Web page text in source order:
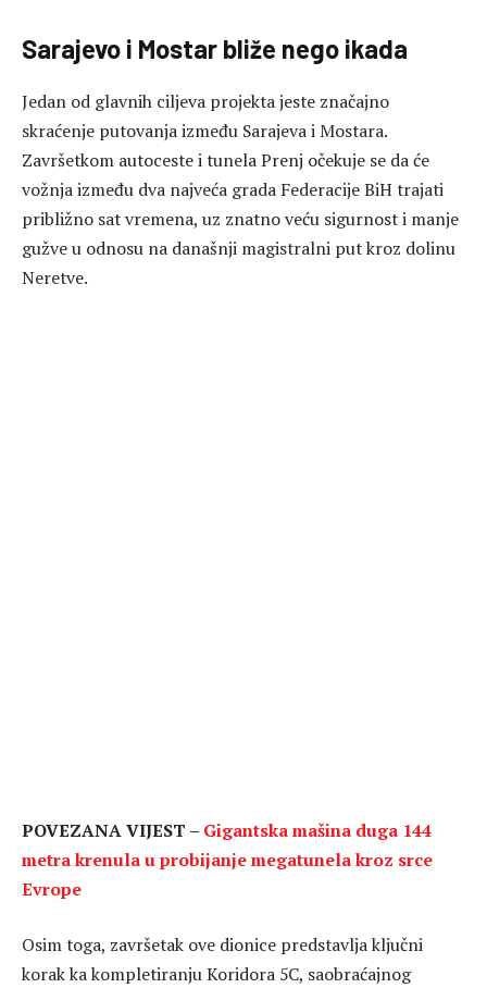
Sarajevo i Mostar bliže nego ikada
Jedan od glavnih ciljeva projekta jeste značajno
skraćenje putovanja između Sarajeva i Mostara.
Završetkom autoceste i tunela Prenj očekuje se da će
vožnja između dva najveća grada Federacije BiH trajati
približno sat vremena, uz znatno veću sigurnost i manje
gužve u odnosu na današnji magistralni put kroz dolinu
Neretve.
POVEZANA VIJEST – Gigantska mašina duga 144
metra krenula u probijanje megatunela kroz srce
Evrope
Osim toga, završetak ove dionice predstavlja ključni
korak ka kompletiranju Koridora 5C, saobraćajnog